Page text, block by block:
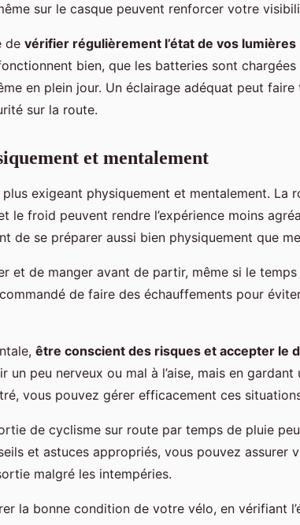
sur le casque peuvent renforcer votre
de vérifier régulièrement l’état de vos lumières
bien, que les batteries sont
en plein jour. Un éclairage adéquat peut faire
sur la route.
et mentalement
exigeant physiquement et mentalement. La
le froid peuvent rendre l’expérience moins
de se préparer aussi bien physiquement que
et de manger avant de partir, même si le
de faire des échauffements pour
être conscient des risques et accepter le
un peu nerveux ou mal à l’aise, mais en
vous pouvez gérer efficacement ces
de cyclisme sur route par temps de pluie
et astuces appropriés, vous pouvez assurer
malgré les intempéries.
la bonne condition de votre vélo, en vérifiant